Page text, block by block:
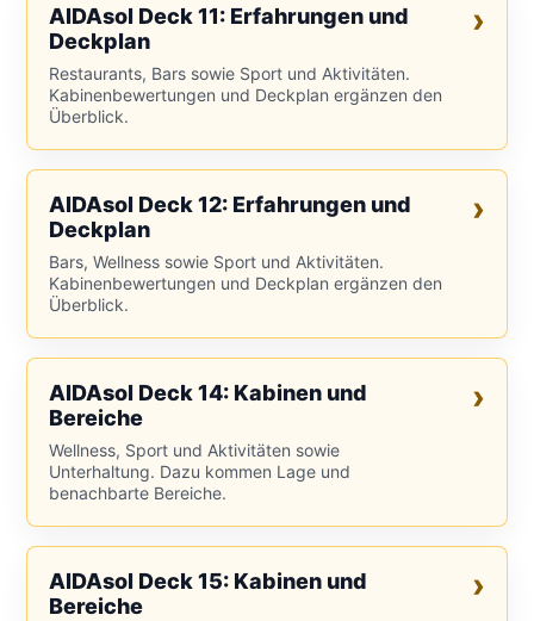
AIDAsol Deck 11: Erfahrungen und
Deckplan
Restaurants, Bars sowie Sport und Aktivitäten.
Kabinenbewertungen und Deckplan ergänzen den
Überblick.
AIDAsol Deck 12: Erfahrungen und
Deckplan
Bars, Wellness sowie Sport und Aktivitäten.
Kabinenbewertungen und Deckplan ergänzen den
Überblick.
AIDAsol Deck 14: Kabinen und
Bereiche
Wellness, Sport und Aktivitäten sowie
Unterhaltung. Dazu kommen Lage und
benachbarte Bereiche.
AIDAsol Deck 15: Kabinen und
Bereiche